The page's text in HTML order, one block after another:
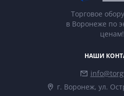
Торговое
в Воронеже по
ценам!
НАШИ
г. Воронеж, ул.